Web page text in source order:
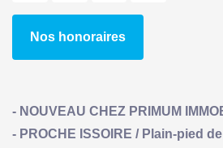
Nos honoraires
- NOUVEAU CHEZ PRIMUM
- PROCHE ISSOIRE / Plain-pied